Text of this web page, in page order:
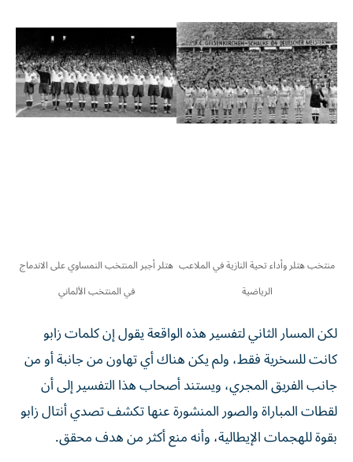
منتخب هتلر وأداء تحية النازية في الملاعب
الرياضية
هتلر أجبر المنتخب النمساوي على الاندماج
في المنتخب الألماني
لكن المسار الثاني لتفسير هذه الواقعة يقول إن كلمات زابو
كانت للسخرية فقط، ولم يكن هناك أي تهاون من جانبة أو من
جانب الفريق المجري، ويستند أصحاب هذا التفسير إلى أن
لقطات المباراة والصور المنشورة عنها تكشف تصدي أنتال زابو
بقوة للهجمات الإيطالية، وأنه منع أكثر من هدف محقق.